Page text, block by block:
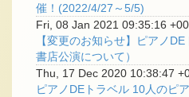
催！(2022/4/27～5/5)
Fri, 08 Jan 2021 09:35:16
【変更のお知らせ】ピアノ
書店公演について）
Thu, 17 Dec 2020 10:38:47
ピアノDEトラベル 10人のピ